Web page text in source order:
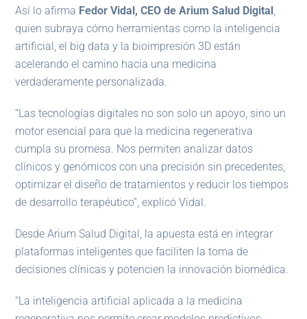
Así lo afirma Fedor Vidal, CEO de Arium Salud Digital
quien subraya cómo herramientas como la inteligencia
artificial, el big data y la bioimpresión 3D están
acelerando el camino hacia una medicina
verdaderamente personalizada.
“Las tecnologías digitales no son solo un apoyo, sino un
motor esencial para que la medicina regenerativa
cumpla su promesa. Nos permiten analizar datos
clínicos y genómicos con una precisión sin precedentes,
optimizar el diseño de tratamientos y reducir los tiempos
de desarrollo terapéutico”, explicó Vidal.
Desde Arium Salud Digital, la apuesta está en integrar
plataformas inteligentes que faciliten la toma de
decisiones clínicas y potencien la innovación biomédica.
“La inteligencia artificial aplicada a la medicina